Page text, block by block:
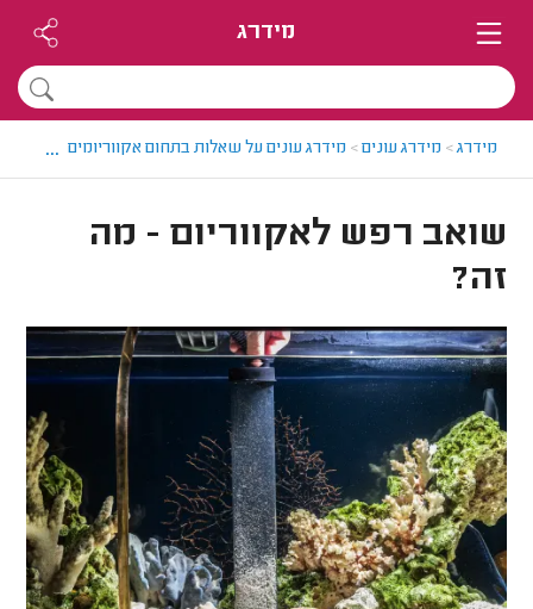
מידרג
מידרג> מידרג עונים> מידרג עונים על שאלות בתחום אקווריומים ובריכות
...
שואב רפש לאקווריום - מה
זה?